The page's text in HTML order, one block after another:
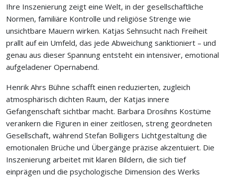
Ihre Inszenierung zeigt eine Welt, in der gesellschaftliche
Normen, familiäre Kontrolle und religiöse Strenge wie
unsichtbare Mauern wirken. Katjas Sehnsucht nach Freiheit
prallt auf ein Umfeld, das jede Abweichung sanktioniert – und
genau aus dieser Spannung entsteht ein intensiver, emotional
aufgeladener Opernabend.
Henrik Ahrs Bühne schafft einen reduzierten, zugleich
atmosphärisch dichten Raum, der Katjas innere
Gefangenschaft sichtbar macht. Barbara Drosihns Kostüme
verankern die Figuren in einer zeitlosen, streng geordneten
Gesellschaft, während Stefan Bolligers Lichtgestaltung die
emotionalen Brüche und Übergänge präzise akzentuiert. Die
Inszenierung arbeitet mit klaren Bildern, die sich tief
einprägen und die psychologische Dimension des Werks